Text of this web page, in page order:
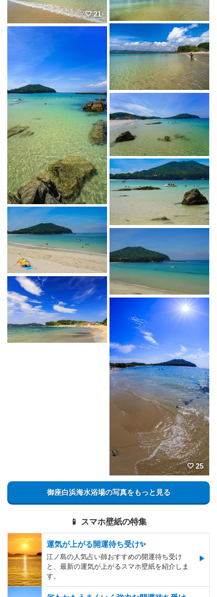
21
25
御座白浜海水浴場の写真をもっと見る
📱 スマホ壁紙の特集
運気が上がる開運待ち受け✨
江ノ島の人気占い師おすすめの開運待ち受け
と、最新の運気が上がるスマホ壁紙を紹介しま
す。